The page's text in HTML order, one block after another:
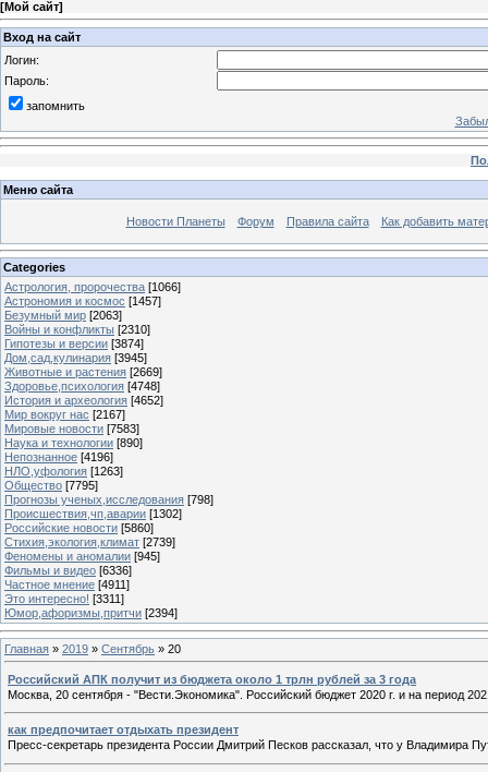
[Мой сайт]
Вход на сайт
Логин:
Пароль:
запомнить
Меню сайта
Новости Планеты Форум Правила сайта Как добавить
Categories
Астрология, пророчества [1066]
Астрономия и космос [1457]
Безумный мир [2063]
Войны и конфликты [2310]
Гипотезы и версии [3874]
Дом,сад,кулинария [3945]
Животные и растения [2669]
Здоровье,психология [4748]
История и археология [4652]
Мир вокруг нас [2167]
Мировые новости [7583]
Наука и технологии [890]
Непознанное [4196]
НЛО,уфология [1263]
Общество [7795]
Прогнозы ученых,исследования [798]
Происшествия,чп,аварии [1302]
Российские новости [5860]
Стихия,экология,климат [2739]
Феномены и аномалии [945]
Фильмы и видео [6336]
Частное мнение [4911]
Это интересно! [3311]
Юмор,афоризмы,притчи [2394]
Главная » 2019 » Сентябрь » 20
Российский АПК получит из бюджета около 1 трлн рублей за 3 года
Москва, 20 сентября - "Вести.Экономика". Российский бюджет 2020 г. и на период
как предпочитает отдыхать президент
Пресс-секретарь президента России Дмитрий Песков рассказал, что у Владимира